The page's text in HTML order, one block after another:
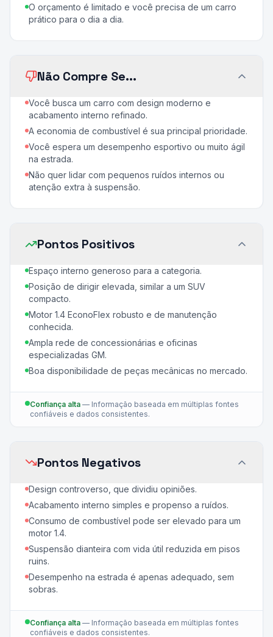
O orçamento é limitado e você precisa de um carro
prático para o dia a dia.
Não Compre Se...
Você busca um carro com design moderno e
acabamento interno refinado.
A economia de combustível é sua principal prioridade.
Você espera um desempenho esportivo ou muito ágil
na estrada.
Não quer lidar com pequenos ruídos internos ou
atenção extra à suspensão.
Pontos Positivos
Espaço interno generoso para a categoria.
Posição de dirigir elevada, similar a um SUV
compacto.
Motor 1.4 EconoFlex robusto e de manutenção
conhecida.
Ampla rede de concessionárias e oficinas
especializadas GM.
Boa disponibilidade de peças mecânicas no mercado.
Confiança alta — Informação baseada em múltiplas fontes
confiáveis e dados consistentes.
Pontos Negativos
Design controverso, que dividiu opiniões.
Acabamento interno simples e propenso a ruídos.
Consumo de combustível pode ser elevado para um
motor 1.4.
Suspensão dianteira com vida útil reduzida em pisos
ruins.
Desempenho na estrada é apenas adequado, sem
sobras.
Confiança alta — Informação baseada em múltiplas fontes
confiáveis e dados consistentes.